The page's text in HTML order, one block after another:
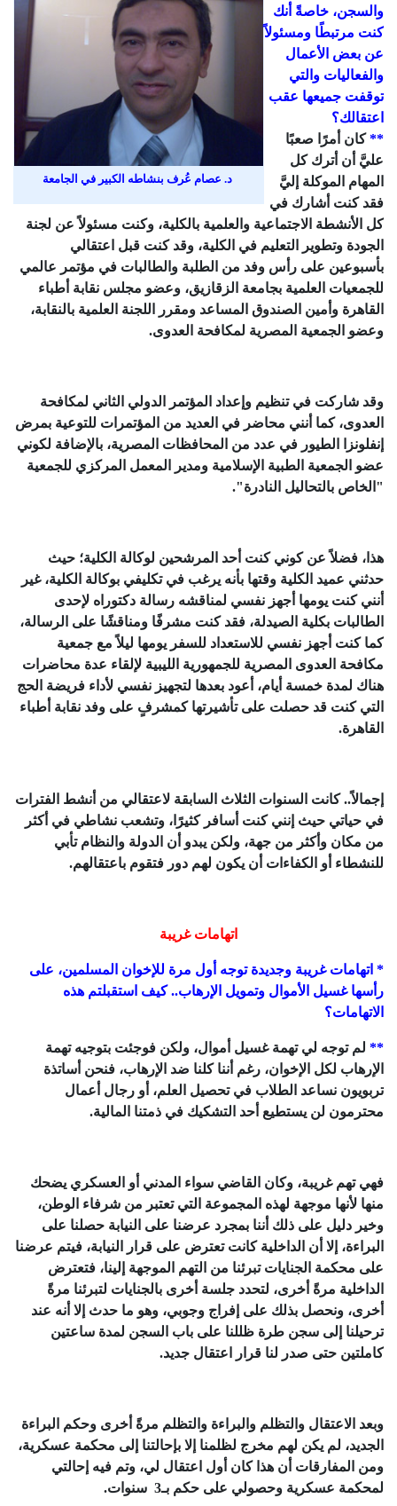
د. عصام عُرف بنشاطه الكبير في الجامعة
والسجن، خاصةً أنك
كنت مرتبطًا ومسئولاً
عن بعض الأعمال
والفعاليات والتي
توقفت جميعها عقب
اعتقالك؟
**كان أمرًا صعبًا
عليَّ أن أترك كل
المهام الموكلة إليَّ
فقد كنت أشارك في
كل الأنشطة الاجتماعية والعلمية بالكلية، وكنت مسئولاً عن لجنة
الجودة وتطوير التعليم في الكلية، وقد كنت قبل اعتقالي
بأسبوعين على رأس وفد من الطلبة والطالبات في مؤتمر عالمي
للجمعيات العلمية بجامعة الزقازيق، وعضو مجلس نقابة أطباء
القاهرة وأمين الصندوق المساعد ومقرر اللجنة العلمية بالنقابة،
وعضو الجمعية المصرية لمكافحة العدوى.
وقد شاركت في تنظيم وإعداد المؤتمر الدولي الثاني لمكافحة
العدوى، كما أنني محاضر في العديد من المؤتمرات للتوعية بمرض
إنفلونزا الطيور في عدد من المحافظات المصرية، بالإضافة لكوني
عضو الجمعية الطبية الإسلامية ومدير المعمل المركزي للجمعية
"الخاص بالتحاليل النادرة".
هذا، فضلاً عن كوني كنت أحد المرشحين لوكالة الكلية؛ حيث
حدثني عميد الكلية وقتها بأنه يرغب في تكليفي بوكالة الكلية، غير
أنني كنت يومها أجهز نفسي لمناقشه رسالة دكتوراه لإحدى
الطالبات بكلية الصيدلة، فقد كنت مشرفًا ومناقشًا على الرسالة،
كما كنت أجهز نفسي للاستعداد للسفر يومها ليلاً مع جمعية
مكافحة العدوى المصرية للجمهورية الليبية لإلقاء عدة محاضرات
هناك لمدة خمسة أيام، أعود بعدها لتجهيز نفسي لأداء فريضة الحج
التي كنت قد حصلت على تأشيرتها كمشرفٍ على وفد نقابة أطباء
القاهرة.
إجمالاً.. كانت السنوات الثلاث السابقة لاعتقالي من أنشط الفترات
في حياتي حيث إنني كنت أسافر كثيرًا، وتشعب نشاطي في أكثر
من مكان وأكثر من جهة، ولكن يبدو أن الدولة والنظام تأبي
للنشطاء أو الكفاءات أن يكون لهم دور فتقوم باعتقالهم.
اتهامات غريبة
* اتهامات غريبة وجديدة توجه أول مرة للإخوان المسلمين، على
رأسها غسيل الأموال وتمويل الإرهاب.. كيف استقبلتم هذه
الاتهامات؟
** لم توجه لي تهمة غسيل أموال، ولكن فوجئت بتوجيه تهمة
الإرهاب لكل الإخوان، رغم أننا كلنا ضد الإرهاب، فنحن أساتذة
تربويون نساعد الطلاب في تحصيل العلم، أو رجال أعمال
محترمون لن يستطيع أحد التشكيك في ذمتنا المالية.
فهي تهم غريبة، وكان القاضي سواء المدني أو العسكري يضحك
منها لأنها موجهة لهذه المجموعة التي تعتبر من شرفاء الوطن،
وخير دليل على ذلك أننا بمجرد عرضنا على النيابة حصلنا على
البراءة، إلا أن الداخلية كانت تعترض على قرار النيابة، فيتم عرضنا
على محكمة الجنايات تبرئنا من التهم الموجهة إلينا، فتعترض
الداخلية مرةً أخرى، لتحدد جلسة أخرى بالجنايات لتبرئنا مرةً
أخرى، ونحصل بذلك على إفراج وجوبي، وهو ما حدث إلا أنه عند
ترحيلنا إلى سجن طرة ظللنا على باب السجن لمدة ساعتين
كاملتين حتى صدر لنا قرار اعتقال جديد.
وبعد الاعتقال والتظلم والبراءة والتظلم مرةً أخرى وحكم البراءة
الجديد، لم يكن لهم مخرج لظلمنا إلا بإحالتنا إلى محكمة عسكرية،
ومن المفارقات أن هذا كان أول اعتقال لي، وتم فيه إحالتي
لمحكمة عسكرية وحصولي على حكم بـ3 سنوات.